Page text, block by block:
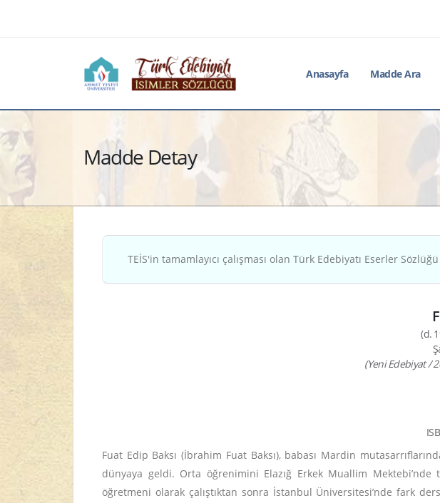
Anasayfa Madde Ara
Madde Detay
TEİS'in tamamlayıcı çalışması olan Türk Edebiyatı Eserler Sözlüğü
(d.
(Yeni Edebiyat /
Fuat Edip Baksı (İbrahim Fuat Baksı), babası Mardin
dünyaya geldi. Orta öğrenimini Elazığ Erkek Muallim Mektebi’nde
öğretmeni olarak çalıştıktan sonra İstanbul Üniversitesi’nde fark